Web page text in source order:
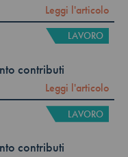
Leggi l'articolo
LAVORO
contributi
Leggi l'articolo
LAVORO
contributi